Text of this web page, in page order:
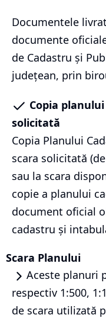
Documentele
documente
de Cadastru și
județean, prin
Copia
solicitată
Copia Planului
scara solicitată
sau la scara
copie a planului
document oficial
cadastru și
Scara Planului
Aceste planuri
respectiv 1:500,
de scara utilizată